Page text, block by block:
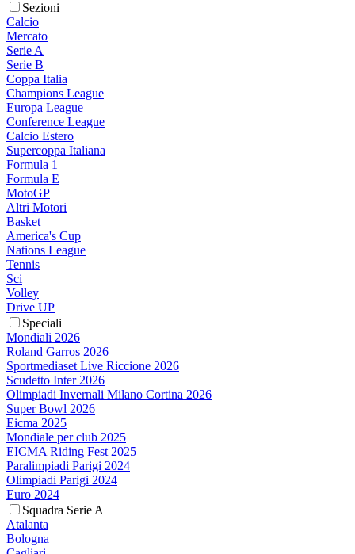
Sezioni
Calcio
Mercato
Serie A
Serie B
Coppa Italia
Champions League
Europa League
Conference League
Calcio Estero
Supercoppa Italiana
Formula 1
Formula E
MotoGP
Altri Motori
Basket
America's Cup
Nations League
Tennis
Sci
Volley
Drive UP
Speciali
Mondiali 2026
Roland Garros 2026
Sportmediaset Live Riccione 2026
Scudetto Inter 2026
Olimpiadi Invernali Milano Cortina 2026
Super Bowl 2026
Eicma 2025
Mondiale per club 2025
EICMA Riding Fest 2025
Paralimpiadi Parigi 2024
Olimpiadi Parigi 2024
Euro 2024
Squadra Serie A
Atalanta
Bologna